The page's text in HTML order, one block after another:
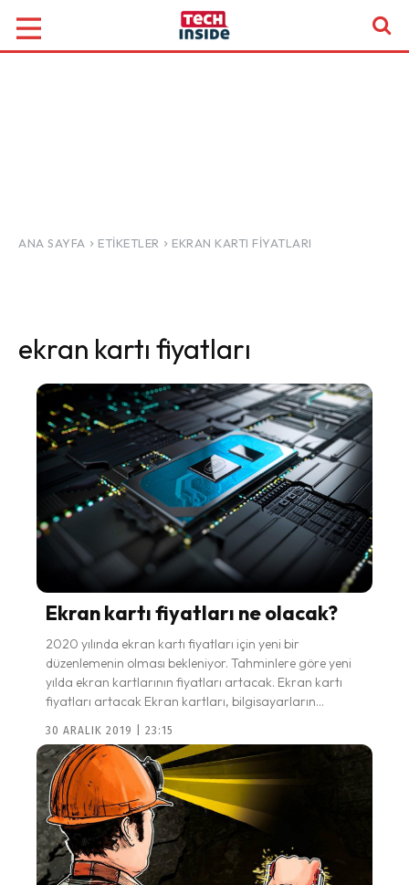
ANA SAYFA ETIKETLER EKRAN KARTI FIYATLARI
ekran kartı fiyatları
Ekran kartı fiyatları ne olacak?
2020 yılında ekran kartı fiyatları için yeni bir
düzenlemenin olması bekleniyor. Tahminlere göre yeni
yılda ekran kartlarının fiyatları artacak. Ekran kartı
fiyatları artacak Ekran kartları, bilgisayarların...
30 ARALIK 2019 | 23:15